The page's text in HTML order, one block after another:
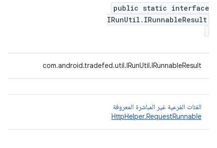
public static interface
IRunUtil.IRunnableResult
com.android.tradefed.util.IRunUtil.IRunnableResult
الفئات الفرعية غير المباشرة المعروفة
HttpHelper.RequestRunnable